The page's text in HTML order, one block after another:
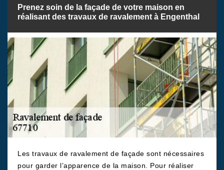
Prenez soin de la façade de votre maison en
réalisant des travaux de ravalement à Engenthal
Les travaux de ravalement de façade sont nécessaires
pour garder l’apparence de la maison. Pour réaliser